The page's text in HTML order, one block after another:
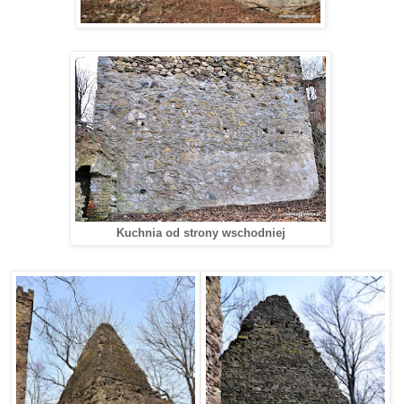
Kuchnia od strony wschodniej